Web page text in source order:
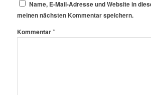
Name, E-Mail-Adresse und Website in
meinen nächsten Kommentar speichern.
Kommentar*